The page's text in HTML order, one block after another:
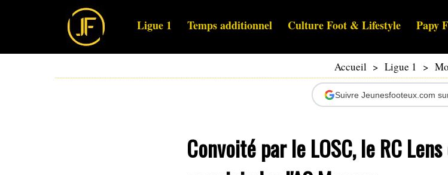
Ligue 1 Temps additionnel Culture Foot & Lifestyle Papy
Accueil > Ligue 1 >
Suivre Jeunesfooteux.com
Convoité par le LOSC, le RC